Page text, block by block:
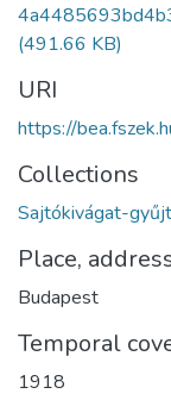
(491.66 KB)
URI
https://
Collections
Sajtókivágat-
Place,
Budapest
Temporal
1918